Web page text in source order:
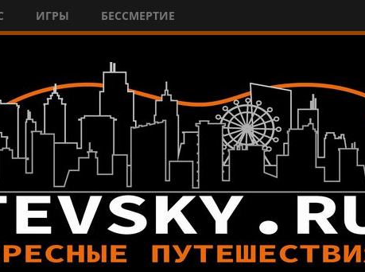
ИГРЫ БЕССМЕРТИЕ